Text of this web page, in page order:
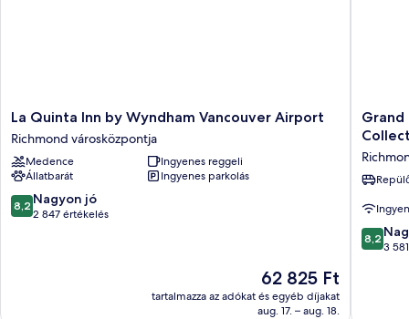
La
Quinta
Inn
by
Wyndham
Vancouver
Airport
La Quinta Inn by Wyndham Vancouver Airport
Richmond városközpontja
Medence
Ingyenes reggeli
Állatbarát
Ingyenes parkolás
8.2
ennyiből:
8,2 Nagyon jó
2 847 értékelés
Az
ár
62 825 Ft
62 825 Ft
tartalmazza az adókat és egyéb díjakat
aug. 17. – aug. 18.
Grand
Park
Airport,
Ascend
Hotel
Grand
8.2
8,2
3